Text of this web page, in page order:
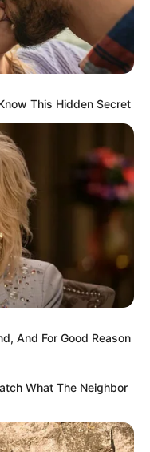
This Hidden Secret
And For Good Reason
What The Neighbor